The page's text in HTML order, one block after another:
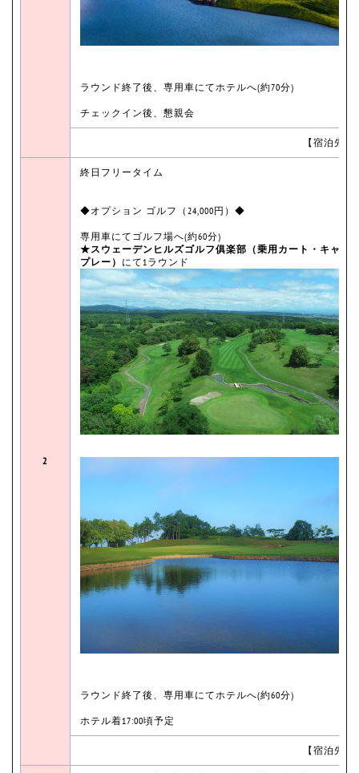
ラウンド終了後、専用車にてホテルへ(約70分)
チェックイン後、懇親会
【宿泊先
2
終日フリータイム
◆オプション ゴルフ（24,000円）◆
専用車にてゴルフ場へ(約60分)
★スウェーデンヒルズゴルフ俱楽部（乗用カート・キャデ
プレー） にて1ラウンド
ラウンド終了後、専用車にてホテルへ(約60分)
ホテル着17:00頃予定
【宿泊先